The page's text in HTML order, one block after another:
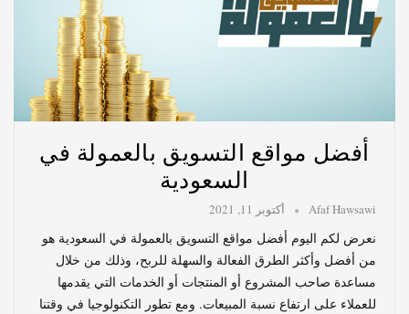
أفضل مواقع التسويق بالعمولة في
السعودية
Afaf Hawsawi أكتوبر 11, 2021
نعرض لكم اليوم أفضل مواقع التسويق بالعمولة في السعودية هو
من أفضل وأكثر الطرق الفعالة والسهلة للربح، وذلك من خلال
مساعدة صاحب المشروع أو المنتجات أو الخدمات التي يقدمها
للعملاء على ارتفاع نسبة المبيعات. ومع تطور التكنولوجيا في وقتنا